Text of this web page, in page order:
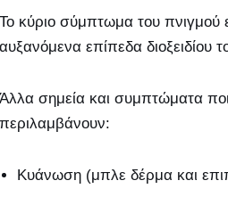
Το κύριο σύμπτωμα του πνιγμού
αυξανόμενα επίπεδα διοξειδίου
Άλλα σημεία και συμπτώματα
περιλαμβάνουν:
Κυάνωση (μπλε δέρμα και